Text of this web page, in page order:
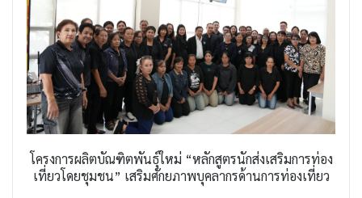
โครงการผลิตบัณฑิตพันธุ์ใหม่ “หลักสูตรนักส่งเสริมการท่อง
เที่ยวโดยชุมชน” เสริมศักยภาพบุคลากรด้านการท่องเที่ยว